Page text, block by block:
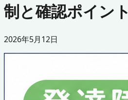
制と確認ポイント
2026年5月12日